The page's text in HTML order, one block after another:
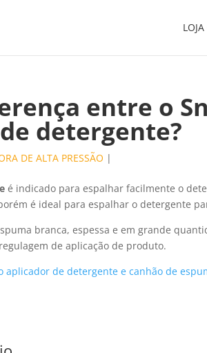
entre o
detergente?
DE ALTA PRESSÃO |
é indicado para espalhar facilmente o
é ideal para espalhar o detergente
branca, espessa e em grande
de aplicação de produto.
aplicador de detergente e canhão de